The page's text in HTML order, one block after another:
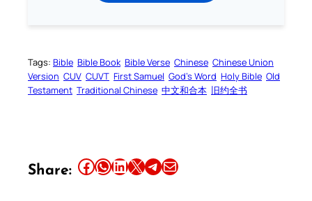
Tags: Bible Bible Book Bible Verse Chinese Chinese Union
Version CUV CUVT First Samuel God’s Word Holy Bible Old
Testament Traditional Chinese 中文和合本 旧约全书
Share: Share this article on Facebook Share this article on WhatsApp Share this article on LinkedIn Share this article on X Share this article on TelegramEmail this Article